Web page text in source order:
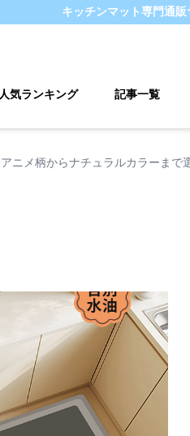
キッチンマット専門通販
人気ランキング 記事一覧
アニメ柄からナチュラルカラーまで